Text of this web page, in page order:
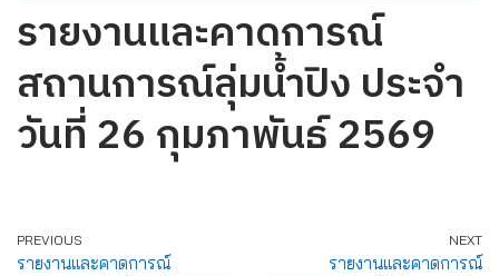
รายงานและคาดการณ์
สถานการณ์ลุ่มน้ำปิง ประจำ
วันที่ 26 กุมภาพันธ์ 2569
PREVIOUS
รายงานและคาดการณ์
NEXT
รายงานและคาดการณ์